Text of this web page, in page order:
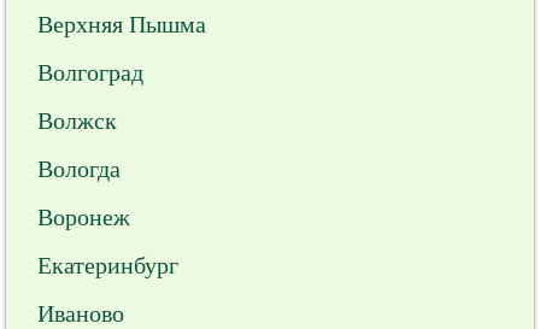
Верхняя Пышма
Волгоград
Волжск
Вологда
Воронеж
Екатеринбург
Иваново